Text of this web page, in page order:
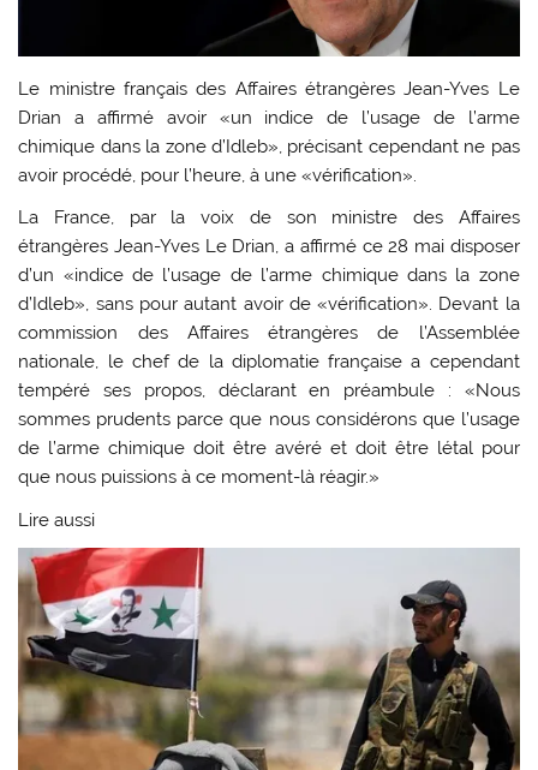
Le ministre français des Affaires étrangères Jean-Yves Le
Drian a affirmé avoir «un indice de l’usage de l’arme
chimique dans la zone d’Idleb», précisant cependant ne pas
avoir procédé, pour l’heure, à une «vérification».
La France, par la voix de son ministre des Affaires
étrangères Jean-Yves Le Drian, a affirmé ce 28 mai disposer
d’un «indice de l’usage de l’arme chimique dans la zone
d’Idleb», sans pour autant avoir de «vérification». Devant la
commission des Affaires étrangères de l’Assemblée
nationale, le chef de la diplomatie française a cependant
tempéré ses propos, déclarant en préambule : «Nous
sommes prudents parce que nous considérons que l’usage
de l’arme chimique doit être avéré et doit être létal pour
que nous puissions à ce moment-là réagir.»
Lire aussi